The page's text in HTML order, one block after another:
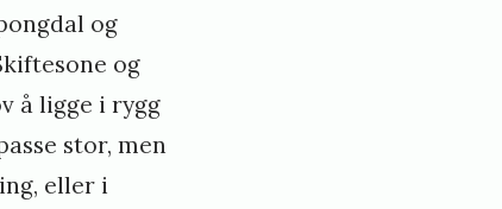
og
og
å ligge i rygg
stor, men
eller i